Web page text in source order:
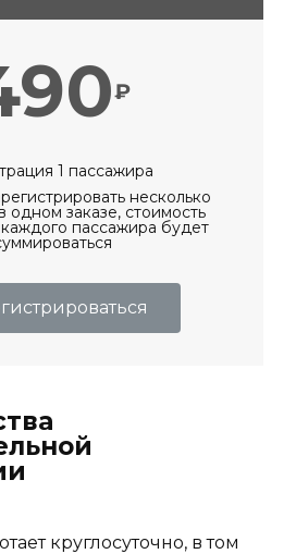
₽
1 пассажира
несколько
одном заказе, стоимость
пассажира будет
круглосуточно, в том